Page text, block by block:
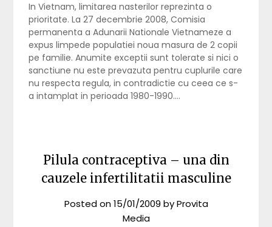
In Vietnam, limitarea nasterilor reprezinta o
prioritate. La 27 decembrie 2008, Comisia
permanenta a Adunarii Nationale Vietnameze a
expus limpede populatiei noua masura de 2 copii
pe familie. Anumite exceptii sunt tolerate si nici o
sanctiune nu este prevazuta pentru cuplurile care
nu respecta regula, in contradictie cu ceea ce s-
a intamplat in perioada 1980-1990….
Pilula contraceptiva – una din
cauzele infertilitatii masculine
Posted on15/01/2009 byProvita
Media